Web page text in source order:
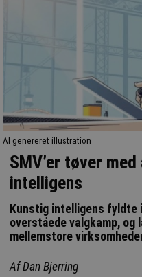
AI genereret illustration
SMV’er tøver
intelligens
Kunstig intelligens fyldte
overståede valgkamp, og
mellemstore
Af Dan Bjerring